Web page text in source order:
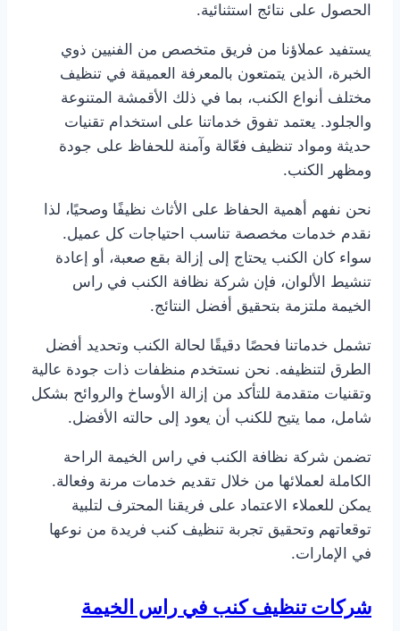
الحصول على نتائج استثنائية.
يستفيد عملاؤنا من فريق متخصص من الفنيين ذوي
الخبرة، الذين يتمتعون بالمعرفة العميقة في تنظيف
مختلف أنواع الكنب، بما في ذلك الأقمشة المتنوعة
والجلود. يعتمد تفوق خدماتنا على استخدام تقنيات
حديثة ومواد تنظيف فعّالة وآمنة للحفاظ على جودة
ومظهر الكنب.
نحن نفهم أهمية الحفاظ على الأثاث نظيفًا وصحيًا، لذا
نقدم خدمات مخصصة تناسب احتياجات كل عميل.
سواء كان الكنب يحتاج إلى إزالة بقع صعبة، أو إعادة
تنشيط الألوان، فإن شركة نظافة الكنب في راس
الخيمة ملتزمة بتحقيق أفضل النتائج.
تشمل خدماتنا فحصًا دقيقًا لحالة الكنب وتحديد أفضل
الطرق لتنظيفه. نحن نستخدم منظفات ذات جودة عالية
وتقنيات متقدمة للتأكد من إزالة الأوساخ والروائح بشكل
شامل، مما يتيح للكنب أن يعود إلى حالته الأفضل.
تضمن شركة نظافة الكنب في راس الخيمة الراحة
الكاملة لعملائها من خلال تقديم خدمات مرنة وفعالة.
يمكن للعملاء الاعتماد على فريقنا المحترف لتلبية
توقعاتهم وتحقيق تجربة تنظيف كنب فريدة من نوعها
في الإمارات.
شركات تنظيف كنب في راس الخيمة